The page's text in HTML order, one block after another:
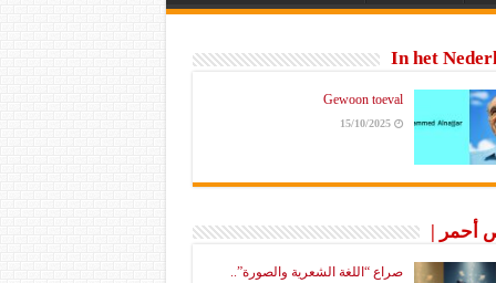
In het
Gewoon toeval
15/10/2025
أحمر |
صراع “اللغة الشعرية والصورة”..